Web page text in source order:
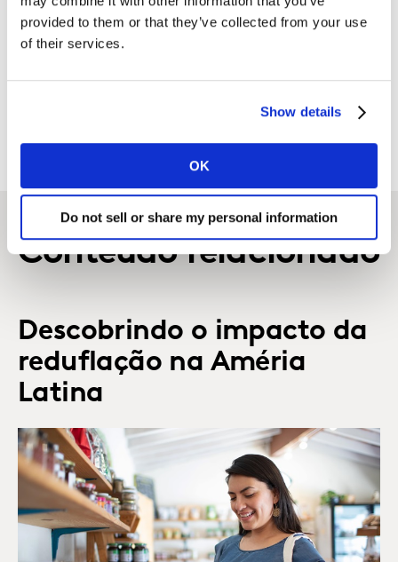
provided to them or that they’ve collected from your use
of their services.
Show details
OK
Do not sell or share my personal information
Conteúdo relacionado
Descobrindo o impacto da
reduflação na Améria
Latina